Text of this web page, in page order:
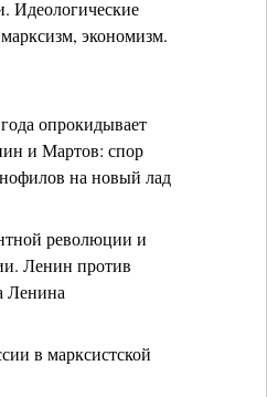
Идеологические
экономизм.
опрокидывает
и Мартов: спор
на новый лад
революции и
Ленин против
Ленина
в марксистской